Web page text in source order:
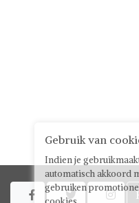
  
Gebruik van
Indien je
automatisch akkoord
gebruiken